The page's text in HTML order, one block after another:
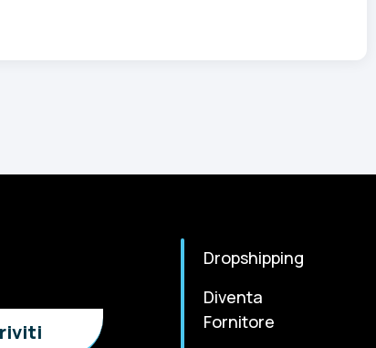
Dropshipping
Diventa
Fornitore